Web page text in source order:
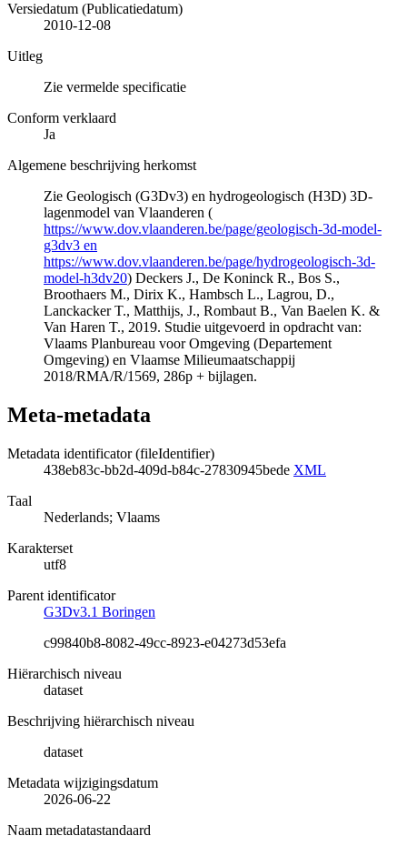
Versiedatum (Publicatiedatum)
2010-12-08
Uitleg
Zie vermelde specificatie
Conform verklaard
Ja
Algemene beschrijving herkomst
Zie Geologisch (G3Dv3) en hydrogeologisch (H3D) 3D-
lagenmodel van Vlaanderen (
https://www.dov.vlaanderen.be/page/geologisch-3d-model-
g3dv3 en
https://www.dov.vlaanderen.be/page/hydrogeologisch-3d-
model-h3dv20) Deckers J., De Koninck R., Bos S.,
Broothaers M., Dirix K., Hambsch L., Lagrou, D.,
Lanckacker T., Matthijs, J., Rombaut B., Van Baelen K. &
Van Haren T., 2019. Studie uitgevoerd in opdracht van:
Vlaams Planbureau voor Omgeving (Departement
Omgeving) en Vlaamse Milieumaatschappij
2018/RMA/R/1569, 286p + bijlagen.
Meta-metadata
Metadata identificator (fileIdentifier)
438eb83c-bb2d-409d-b84c-27830945bede XML
Taal
Nederlands; Vlaams
Karakterset
utf8
Parent identificator
G3Dv3.1 Boringen
c99840b8-8082-49cc-8923-e04273d53efa
Hiërarchisch niveau
dataset
Beschrijving hiërarchisch niveau
dataset
Metadata wijzigingsdatum
2026-06-22
Naam metadatastandaard